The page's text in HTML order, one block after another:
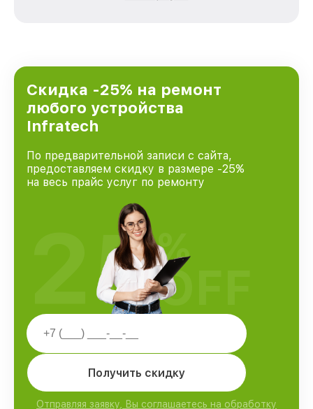
городе Краснодаре, постоянно повышая
уровень доверия и лояльности наших
клиентов.
Скидка -25% на ремонт
любого устройства
Infratech
По предварительной записи с сайта,
предоставляем скидку в размере -25%
на весь прайс услуг по ремонту
Получить скидку
Отправляя заявку, Вы соглашаетесь на обработку
25%
OFF